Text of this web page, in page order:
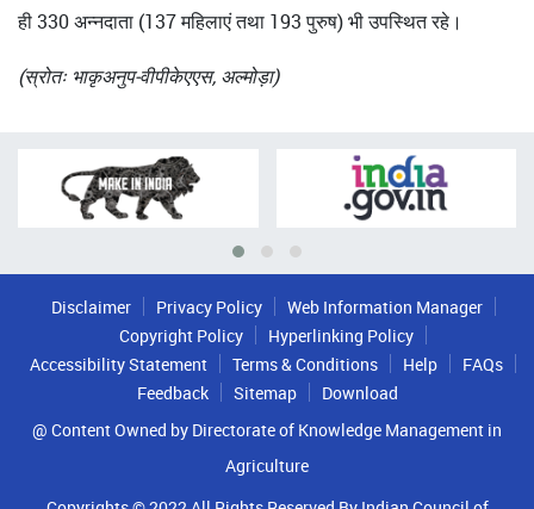
ही 330 अन्नदाता (137 महिलाएं तथा 193 पुरुष) भी उपस्थित रहे।
(स्रोतः भाकृअनुप-वीपीकेएएस, अल्मोड़ा)
Disclaimer Privacy Policy
Web Information Manager
Copyright Policy
Hyperlinking Policy
Accessibility Statement
Terms & Conditions Help
FAQs
Feedback
Sitemap
Download
@ Content Owned by Directorate of Knowledge Management in
Agriculture